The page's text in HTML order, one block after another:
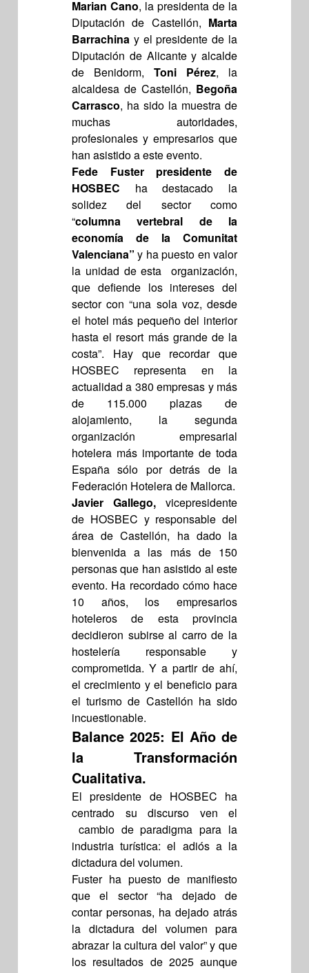
Marian Cano, la presidenta de la
Diputación de Castellón, Marta
Barrachina y el presidente de la
Diputación de Alicante y alcalde
de Benidorm, Toni Pérez, la
alcaldesa de Castellón, Begoña
Carrasco, ha sido la muestra de
muchas autoridades,
profesionales y empresarios que
han asistido a este evento.
Fede Fuster presidente de
HOSBEC ha destacado la
solidez del sector como
“columna vertebral de la
economía de la Comunitat
Valenciana” y ha puesto en valor
la unidad de esta organización,
que defiende los intereses del
sector con “una sola voz, desde
el hotel más pequeño del interior
hasta el resort más grande de la
costa”. Hay que recordar que
HOSBEC representa en la
actualidad a 380 empresas y más
de 115.000 plazas de
alojamiento, la segunda
organización empresarial
hotelera más importante de toda
España sólo por detrás de la
Federación Hotelera de Mallorca.
Javier Gallego, vicepresidente
de HOSBEC y responsable del
área de Castellón, ha dado la
bienvenida a las más de 150
personas que han asistido al este
evento. Ha recordado cómo hace
10 años, los empresarios
hoteleros de esta provincia
decidieron subirse al carro de la
hostelería responsable y
comprometida. Y a partir de ahí,
el crecimiento y el beneficio para
el turismo de Castellón ha sido
incuestionable.
Balance 2025: El Año de
la Transformación
Cualitativa.
El presidente de HOSBEC ha
centrado su discurso ven el
cambio de paradigma para la
industria turística: el adiós a la
dictadura del volumen.
Fuster ha puesto de manifiesto
que el sector “ha dejado de
contar personas, ha dejado atrás
la dictadura del volumen para
abrazar la cultura del valor” y que
los resultados de 2025 aunque